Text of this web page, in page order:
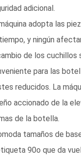
adicional.
adopta las
y ningún
de los
para las
reducidos. La
accionado de la
de la botella.
tamaños de
90o que da